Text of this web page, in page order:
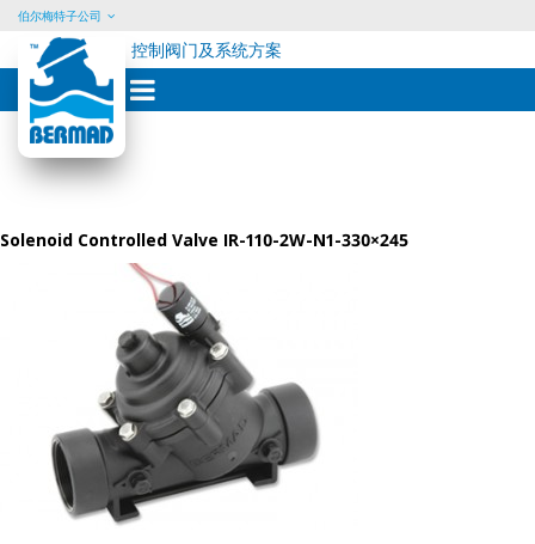
Skip
content
伯尔梅特子公司
控制阀门及系统方案
Solenoid Controlled Valve IR-110-2W-N1-330×245